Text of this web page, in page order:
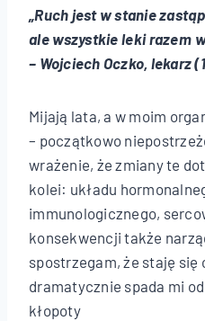
„Ruch jest w stanie
ale wszystkie leki razem
– Wojciech Oczko, lekarz
Mijają lata, a w moim
– początkowo
wrażenie, że zmiany te
kolei: układu
immunologicznego,
konsekwencji także
spostrzegam, że staję się
dramatycznie spada mi
kłopoty